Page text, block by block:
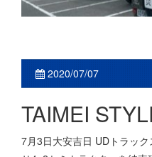
2020/07/07
TAIMEI
7月3日大安吉日 UDトラッ